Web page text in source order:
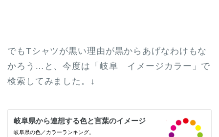
でもTシャツが黒い理由が黒からあげなわけもな
かろう…と、今度は「岐阜 イメージカラー」で
検索してみました。↓